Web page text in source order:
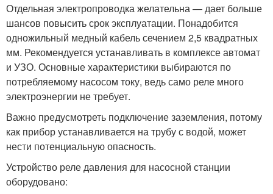
Отдельная электропроводка желательна — дает больше
шансов повысить срок эксплуатации. Понадобится
одножильный медный кабель сечением 2,5 квадратных
мм. Рекомендуется устанавливать в комплексе автомат
и УЗО. Основные характеристики выбираются по
потребляемому насосом току, ведь само реле много
электроэнергии не требует.
Важно предусмотреть подключение заземления, потому
как прибор устанавливается на трубу с водой, может
нести потенциальную опасность.
Устройство реле давления для насосной станции
оборудовано: